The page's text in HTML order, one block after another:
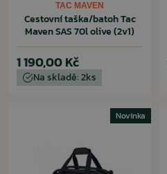
TAC MAVEN
Cestovní taška/batoh Tac
Maven SAS 70l olive (2v1)
1 190,00 Kč
Na skladě: 2ks
Novinka